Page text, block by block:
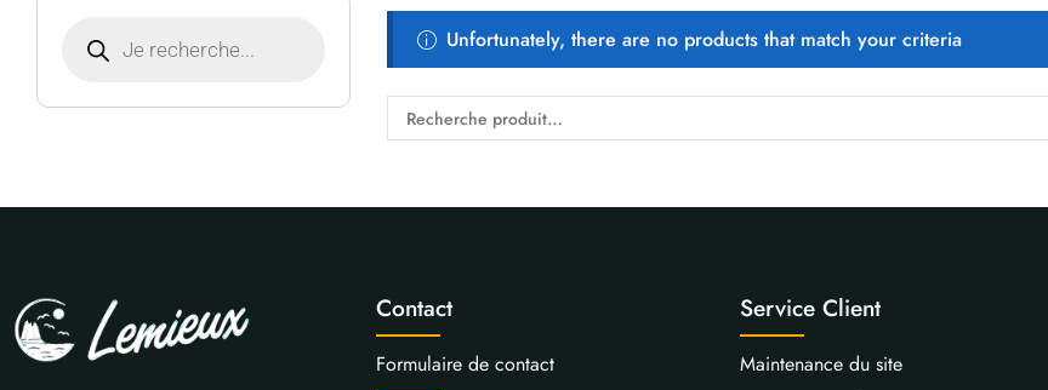
Unfortunately, there are no products that match your criteria
Contact
Formulaire de contact
Service Client
Maintenance du site